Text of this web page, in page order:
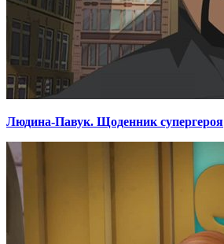
Людина-Павук. Щоденник супергероя